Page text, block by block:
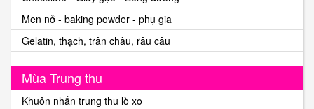
Men nở - baking powder - phụ gia
Gelatin, thạch, trân châu, râu câu
Mùa Trung thu
Khuôn nhấn trung thu lò xo